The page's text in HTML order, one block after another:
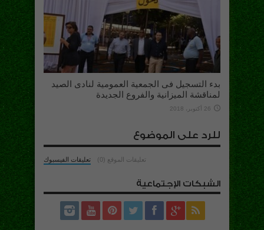
بدء التسجيل فى الجمعية العمومية لنادى الصيد
لمناقشة الميزانية والفروع الجديدة
26 أكتوبر، 2018
للرد على الموضوع
تعليقات الفيسبوك تعليقات الموقع (0)
الشبكات الإجتماعية